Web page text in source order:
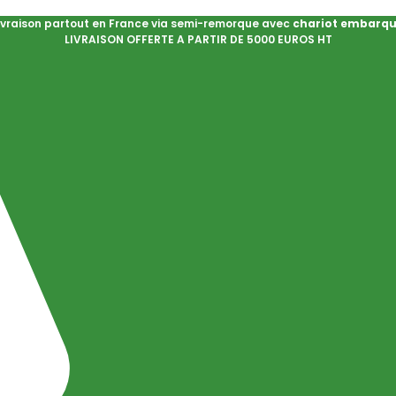
partout en France via semi-remorque avec chariot
LIVRAISON OFFERTE A PARTIR DE 5000 EUROS HT